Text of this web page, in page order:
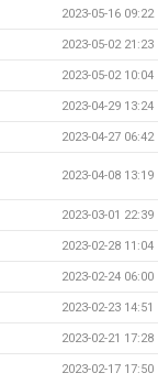
2023-05-16 09:22
2023-05-02 21:23
2023-05-02 10:04
2023-04-29 13:24
2023-04-27 06:42
2023-04-08 13:19
2023-03-01 22:39
2023-02-28 11:04
2023-02-24 06:00
2023-02-23 14:51
2023-02-21 17:28
2023-02-17 17:50